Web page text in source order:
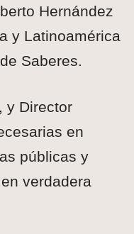
Hernández
y Latinoamérica
Saberes.
y Director
en
públicas y
verdadera